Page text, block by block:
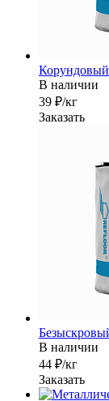
В наличии
39 ₽/кг
Заказать
В наличии
44 ₽/кг
Заказать